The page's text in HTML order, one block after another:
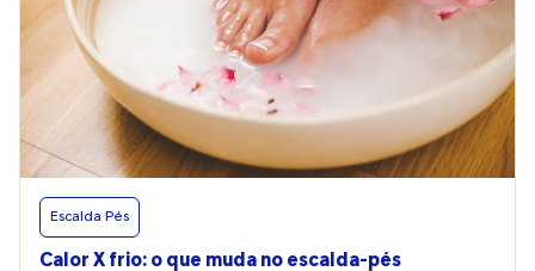
Escalda Pés
Calor X frio: o que muda no escalda-pés